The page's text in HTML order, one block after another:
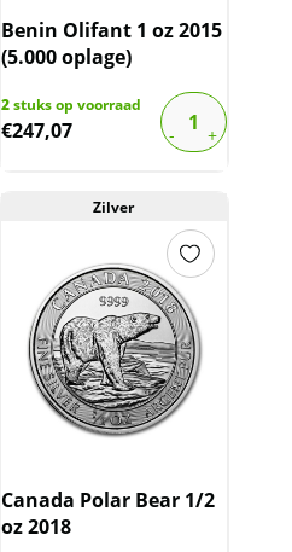
Benin Olifant 1 oz 2015
(5.000 oplage)
2stuks op voorraad
€247,07
Zilver
Canada Polar Bear 1/2
oz 2018